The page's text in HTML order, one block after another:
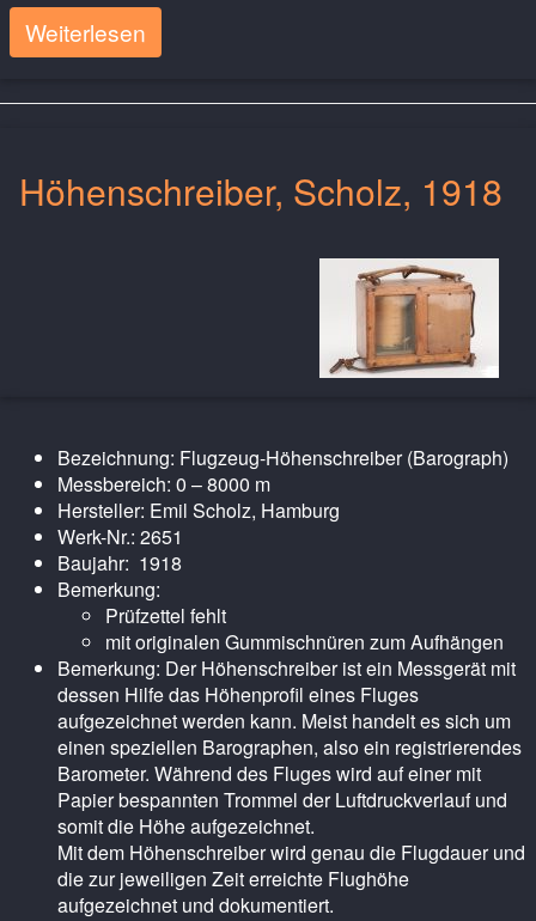
Weiterlesen
Höhenschreiber, Scholz, 1918
Bezeichnung: Flugzeug-Höhenschreiber (Barograph)
Messbereich: 0 – 8000 m
Hersteller: Emil Scholz, Hamburg
Werk-Nr.: 2651
Baujahr: 1918
Bemerkung:
Prüfzettel fehlt
mit originalen Gummischnüren zum Aufhängen
Bemerkung: Der Höhenschreiber ist ein Messgerät mit
dessen Hilfe das Höhenprofil eines Fluges
aufgezeichnet werden kann. Meist handelt es sich um
einen speziellen Barographen, also ein registrierendes
Barometer. Während des Fluges wird auf einer mit
Papier bespannten Trommel der Luftdruckverlauf und
somit die Höhe aufgezeichnet.
Mit dem Höhenschreiber wird genau die Flugdauer und
die zur jeweiligen Zeit erreichte Flughöhe
aufgezeichnet und dokumentiert.